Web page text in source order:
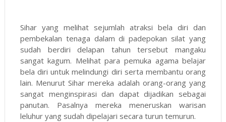
Sihar yang melihat sejumlah atraksi bela diri dan
pembekalan tenaga dalam di padepokan silat yang
sudah berdiri delapan tahun tersebut mangaku
sangat kagum. Melihat para pemuka agama belajar
bela diri untuk melindungi diri serta membantu orang
lain. Menurut Sihar mereka adalah orang-orang yang
sangat menginspirasi dan dapat dijadikan sebagai
panutan. Pasalnya mereka meneruskan warisan
leluhur yang sudah dipelajari secara turun temurun.